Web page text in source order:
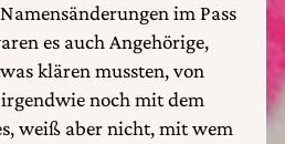
im Pass
es auch Angehörige,
klären mussten, von
noch mit dem
weiß aber nicht, mit wem